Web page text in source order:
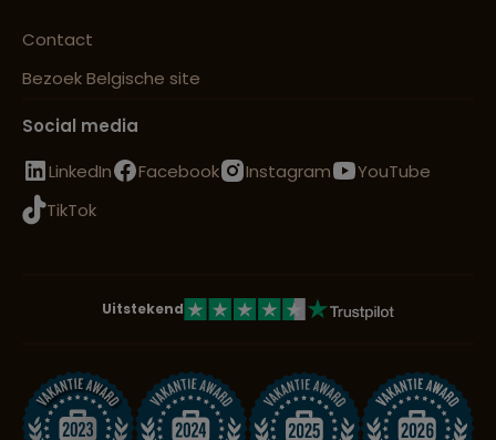
Contact
Bezoek Belgische site
Social media
LinkedIn
Facebook Instagram
YouTube
TikTok
Uitstekend